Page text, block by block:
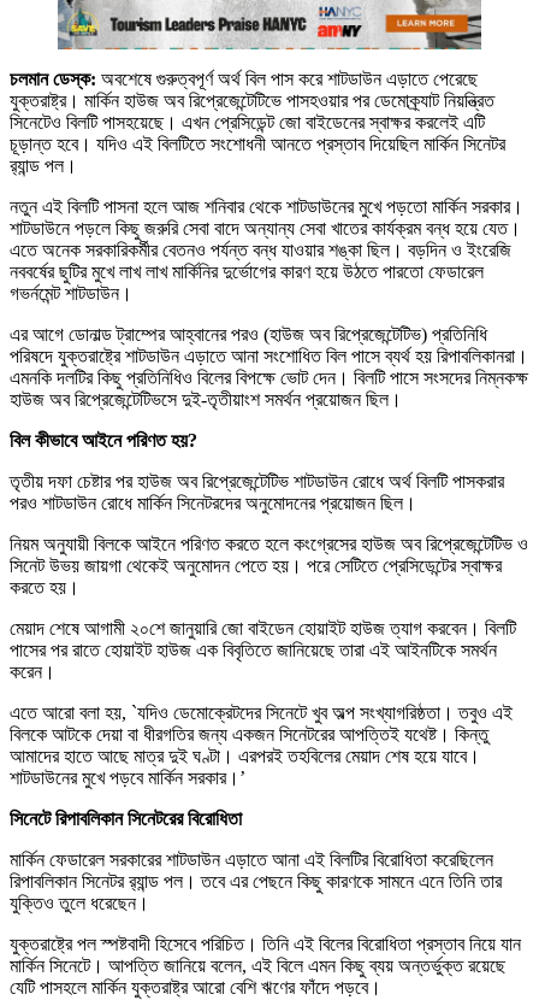
চলমান ডেস্ক: অবশেষে গুরুত্বপূর্ণ অর্থ বিল পাস করে শাটডাউন এড়াতে পেরেছে
যুক্তরাষ্ট্র। মার্কিন হাউজ অব রিপ্রেজেন্টেটিভে পাসহওয়ার পর ডেমোক্র্যাট নিয়ন্ত্রিত
সিনেটেও বিলটি পাসহয়েছে। এখন প্রেসিডেন্ট জো বাইডেনের স্বাক্ষর করলেই এটি
চূড়ান্ত হবে। যদিও এই বিলটিতে সংশোধনী আনতে প্রস্তাব দিয়েছিল মার্কিন সিনেটর
র‍্যান্ড পল।
নতুন এই বিলটি পাসনা হলে আজ শনিবার থেকে শাটডাউনের মুখে পড়তো মার্কিন সরকার।
শাটডাউনে পড়লে কিছু জরুরি সেবা বাদে অন্যান্য সেবা খাতের কার্যক্রম বন্ধ হয়ে যেত।
এতে অনেক সরকারিকর্মীর বেতনও পর্যন্ত বন্ধ যাওয়ার শঙ্কা ছিল। বড়দিন ও ইংরেজি
নববর্ষের ছুটির মুখে লাখ লাখ মার্কিনির দুর্ভোগের কারণ হয়ে উঠতে পারতো ফেডারেল
গভর্নমেন্ট শাটডাউন।
এর আগে ডোনাল্ড ট্রাম্পের আহ্বানের পরও (হাউজ অব রিপ্রেজেন্টেটিভ) প্রতিনিধি
পরিষদে যুক্তরাষ্ট্রে শাটডাউন এড়াতে আনা সংশোধিত বিল পাসে ব্যর্থ হয় রিপাবলিকানরা।
এমনকি দলটির কিছু প্রতিনিধিও বিলের বিপক্ষে ভোট দেন। বিলটি পাসে সংসদের নিম্নকক্ষ
হাউজ অব রিপ্রেজেন্টেটিভসে দুই-তৃতীয়াংশ সমর্থন প্রয়োজন ছিল।
বিল কীভাবে আইনে পরিণত হয়?
তৃতীয় দফা চেষ্টার পর হাউজ অব রিপ্রেজেন্টেটিভ শাটডাউন রোধে অর্থ বিলটি পাসকরার
পরও শাটডাউন রোধে মার্কিন সিনেটরদের অনুমোদনের প্রয়োজন ছিল।
নিয়ম অনুযায়ী বিলকে আইনে পরিণত করতে হলে কংগ্রেসের হাউজ অব রিপ্রেজেন্টেটিভ ও
সিনেট উভয় জায়গা থেকেই অনুমোদন পেতে হয়। পরে সেটিতে প্রেসিডেন্টের স্বাক্ষর
করতে হয়।
মেয়াদ শেষে আগামী ২০শে জানুয়ারি জো বাইডেন হোয়াইট হাউজ ত্যাগ করবেন। বিলটি
পাসের পর রাতে হোয়াইট হাউজ এক বিবৃতিতে জানিয়েছে তারা এই আইনটিকে সমর্থন
করেন।
এতে আরো বলা হয়, `যদিও ডেমোক্রেটদের সিনেটে খুব অল্প সংখ্যাগরিষ্ঠতা। তবুও এই
বিলকে আটকে দেয়া বা ধীরগতির জন্য একজন সিনেটরের আপত্তিই যথেষ্ট। কিন্তু
আমাদের হাতে আছে মাত্র দুই ঘণ্টা। এরপরই তহবিলের মেয়াদ শেষ হয়ে যাবে।
শাটডাউনের মুখে পড়বে মার্কিন সরকার।’
সিনেটে রিপাবলিকান সিনেটরের বিরোধিতা
মার্কিন ফেডারেল সরকারের শাটডাউন এড়াতে আনা এই বিলটির বিরোধিতা করেছিলেন
রিপাবলিকান সিনেটর র‍্যান্ড পল। তবে এর পেছনে কিছু কারণকে সামনে এনে তিনি তার
যুক্তিও তুলে ধরেছেন।
যুক্তরাষ্ট্রে পল স্পষ্টবাদী হিসেবে পরিচিত। তিনি এই বিলের বিরোধিতা প্রস্তাব নিয়ে যান
মার্কিন সিনেটে। আপত্তি জানিয়ে বলেন, এই বিলে এমন কিছু ব্যয় অন্তর্ভুক্ত রয়েছে
যেটি পাসহলে মার্কিন যুক্তরাষ্ট্র আরো বেশি ঋণের ফাঁদে পড়বে।